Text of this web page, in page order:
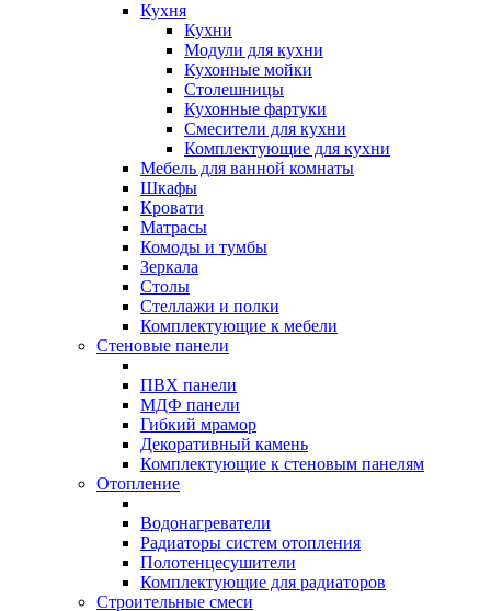
Кухня
Кухни
Модули для кухни
Кухонные мойки
Столешницы
Кухонные фартуки
Смесители для кухни
Комплектующие для кухни
Мебель для ванной комнаты
Шкафы
Кровати
Матрасы
Комоды и тумбы
Зеркала
Столы
Стеллажи и полки
Комплектующие к мебели
Стеновые панели
ПВХ панели
МДФ панели
Гибкий мрамор
Декоративный камень
Комплектующие к стеновым панелям
Отопление
Водонагреватели
Радиаторы систем отопления
Полотенцесушители
Комплектующие для радиаторов
Строительные смеси